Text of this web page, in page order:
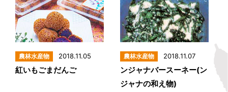
2018.11.05
紅いもごまだんご
2018.11.07
ンジャナバースーネー(ン
ジャナの和え物)